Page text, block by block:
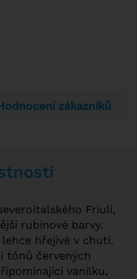
zákazníků
Friuli,
rubínové barvy.
hřejivé v chuti.
tónů červených
vanilku,